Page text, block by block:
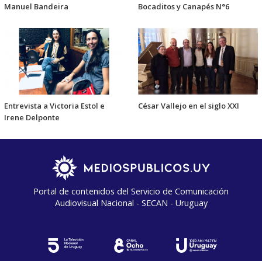
Manuel Bandeira Bocaditos y Canapés N°6
Entrevista a Victoria Estol e
Irene Delponte
César Vallejo en el siglo XXI
Portal de contenidos del Servicio de Comunicación
Audiovisual Nacional - SECAN - Uruguay